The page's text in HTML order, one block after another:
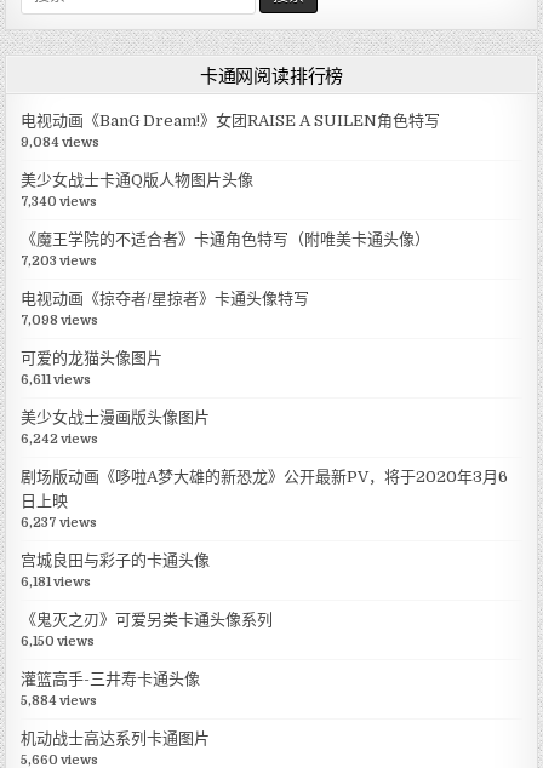
索
:
卡通网阅读排行榜
电视动画《BanG Dream!》女团RAISE A SUILEN角色特写
9,084 views
美少女战士卡通Q版人物图片头像
7,340 views
《魔王学院的不适合者》卡通角色特写（附唯美卡通头像）
7,203 views
电视动画《掠夺者/星掠者》卡通头像特写
7,098 views
可爱的龙猫头像图片
6,611 views
美少女战士漫画版头像图片
6,242 views
剧场版动画《哆啦A梦大雄的新恐龙》公开最新PV，将于2020年3月6
日上映
6,237 views
宫城良田与彩子的卡通头像
6,181 views
《鬼灭之刃》可爱另类卡通头像系列
6,150 views
灌篮高手-三井寿卡通头像
5,884 views
机动战士高达系列卡通图片
5,660 views